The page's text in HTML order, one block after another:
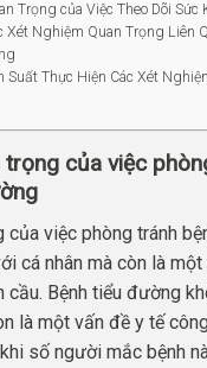
Trọng của Việc Theo Dõi Sức
Xét Nghiệm Quan Trọng Liên
Suất Thực Hiện Các Xét
trọng của việc
của việc phòng tránh
cá nhân mà còn là
cầu. Bệnh tiểu đường
là một vấn đề y tế
số người mắc bệnh